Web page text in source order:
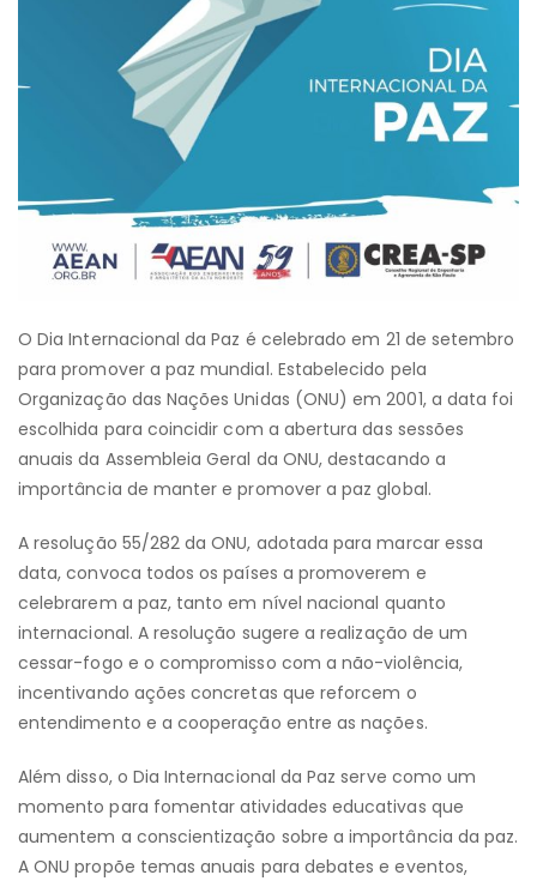
O Dia Internacional da Paz é celebrado em 21 de setembro
para promover a paz mundial. Estabelecido pela
Organização das Nações Unidas (ONU) em 2001, a data foi
escolhida para coincidir com a abertura das sessões
anuais da Assembleia Geral da ONU, destacando a
importância de manter e promover a paz global.
A resolução 55/282 da ONU, adotada para marcar essa
data, convoca todos os países a promoverem e
celebrarem a paz, tanto em nível nacional quanto
internacional. A resolução sugere a realização de um
cessar-fogo e o compromisso com a não-violência,
incentivando ações concretas que reforcem o
entendimento e a cooperação entre as nações.
Além disso, o Dia Internacional da Paz serve como um
momento para fomentar atividades educativas que
aumentem a conscientização sobre a importância da paz.
A ONU propõe temas anuais para debates e eventos,